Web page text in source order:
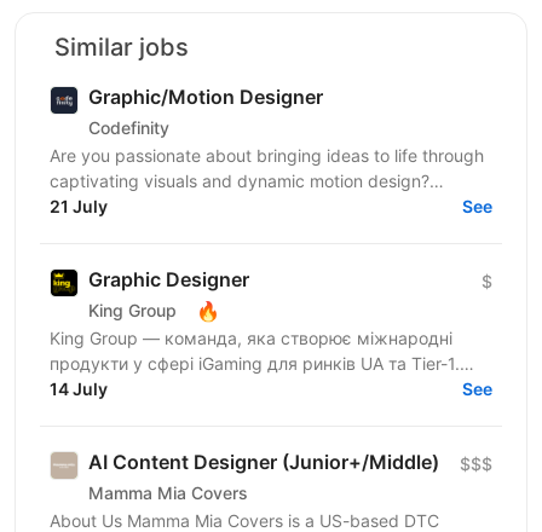
Similar jobs
Graphic/Motion Designer
Codefinity
Are you passionate about bringing ideas to life through
captivating visuals and dynamic motion design?
Codefinity, a leading online learning platform, is...
21 July See
Graphic Designer
King Group 🔥
$
King Group — команда, яка створює міжнародні
продукти у сфері iGaming для ринків UA та Tier-1.
Нашими продуктами щодня користуються мільйони
14 July See
AI Content Designer (Junior+/Middle)
Mamma Mia Covers
$$$
About Us Mamma Mia Covers is a US-based DTC